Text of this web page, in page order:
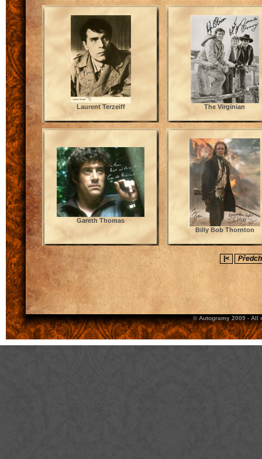
Laurent Terzeiff The Virginian
Gareth Thomas
Billy Bob Thornton
|<
© Autogramy 2009 -